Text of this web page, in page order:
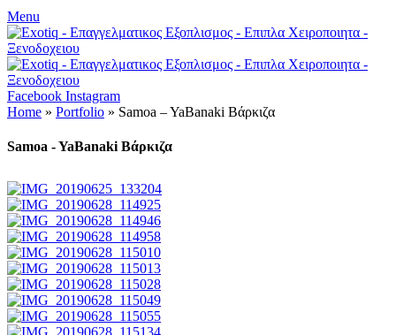
Menu
Facebook Instagram
Home » Portfolio » Samoa – YaBanaki Βάρκιζα
Samoa - YaBanaki Βάρκιζα